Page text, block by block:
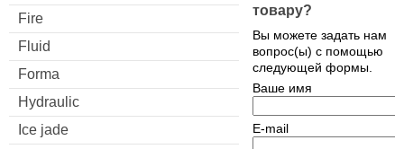
Fire
Fluid
Forma
Hydraulic
Ice jade
товару?
Вы можете задать нам
вопрос(ы) с помощью
следующей формы.
Ваше имя
E-mail